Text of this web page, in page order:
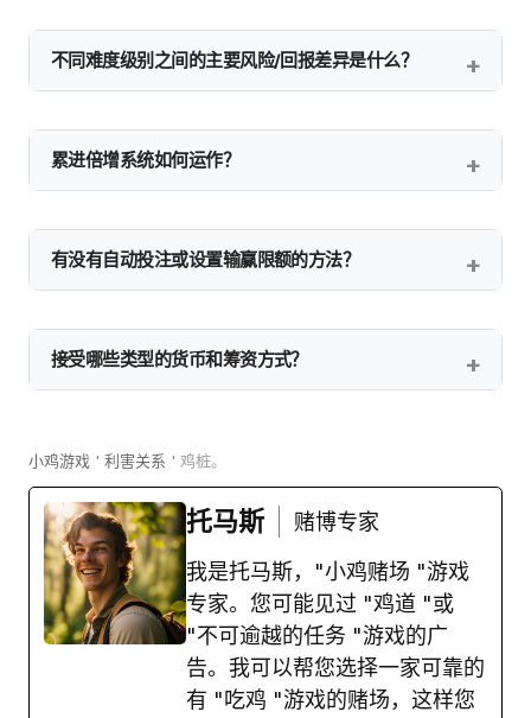
不同难度级别之间的主要风险/回报差异是什么？
累进倍增系统如何运作？
有没有自动投注或设置输赢限额的方法？
接受哪些类型的货币和筹资方式？
小鸡游戏 ' 利害关系 ' 鸡桩。
托马斯
赌博专家
我是托马斯，"小鸡赌场 "游戏
专家。您可能见过 "鸡道 "或
"不可逾越的任务 "游戏的广
告。我可以帮您选择一家可靠的
有 "吃鸡 "游戏的赌场，这样您